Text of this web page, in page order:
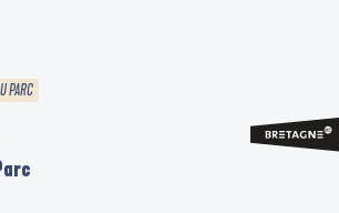
PARC